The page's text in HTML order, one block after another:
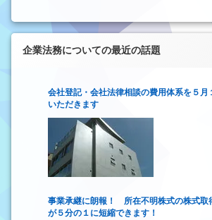
企業法務についての最近の話題
会社登記・会社法律相談の費用体系を５月
いただきます
事業承継に朗報！ 所在不明株式の株式取
が５分の１に短縮できます！